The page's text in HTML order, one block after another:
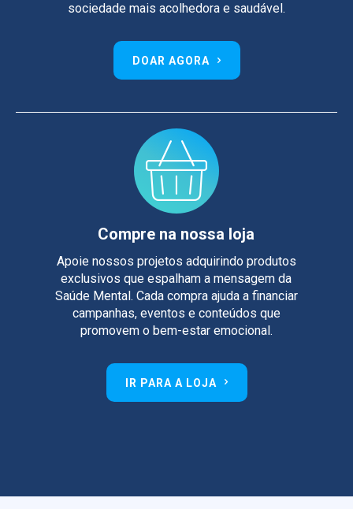
sociedade mais acolhedora e saudável.
DOAR AGORA
Compre na nossa loja
Apoie nossos projetos adquirindo produtos
exclusivos que espalham a mensagem da
Saúde Mental. Cada compra ajuda a financiar
campanhas, eventos e conteúdos que
promovem o bem-estar emocional.
IR PARA A LOJA